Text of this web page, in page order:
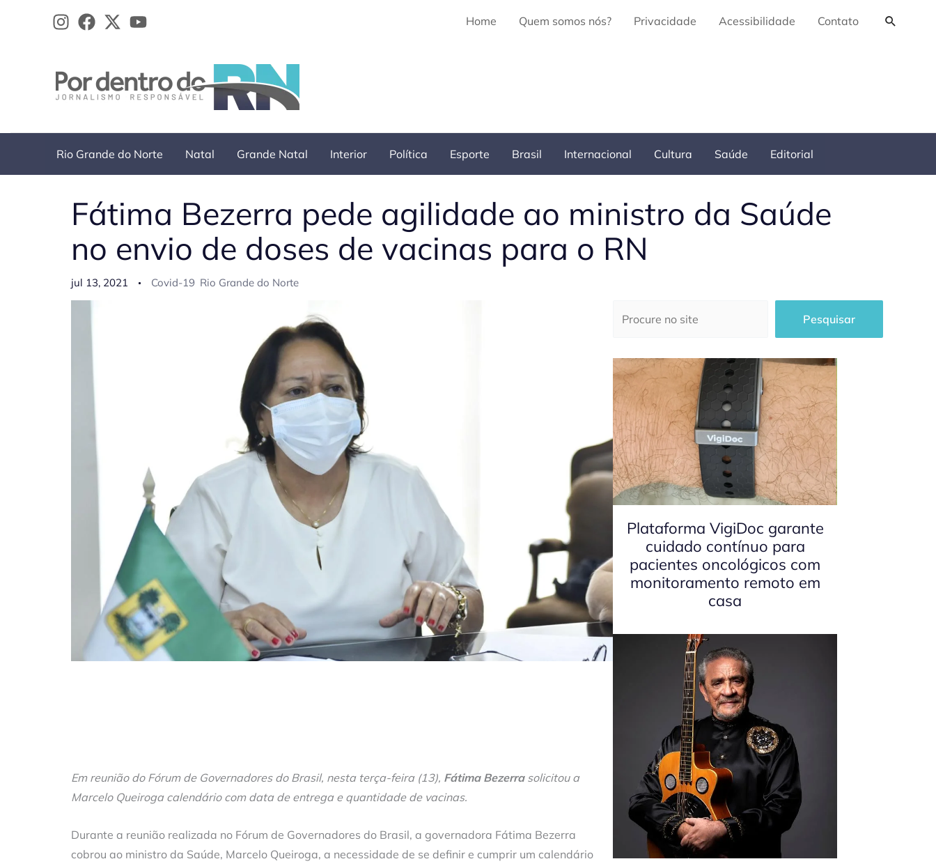
Home Quem somos nós? Privacidade Acessibilidade Contato
Rio Grande do Norte Natal Grande Natal Interior Política Esporte Brasil Internacional Cultura Saúde Editorial
Fátima Bezerra pede agilidade ao ministro da Saúde
no envio de doses de vacinas para o RN
jul 13, 2021 Covid-19 Rio Grande do Norte
Em reunião do Fórum de Governadores do Brasil, nesta terça-feira (13), Fátima Bezerrasolicitou a
Marcelo Queiroga calendário com data de entrega e quantidade de vacinas.
Durante a reunião realizada no Fórum de Governadores do Brasil, a governadora Fátima Bezerra
cobrou ao ministro da Saúde, Marcelo Queiroga, a necessidade de se definir e cumprir um calendário
Pesquisar
Plataforma VigiDoc garante
cuidado contínuo para
pacientes oncológicos com
monitoramento remoto em
casa